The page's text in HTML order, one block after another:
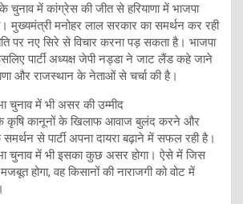
चुनाव में कांग्रेस की जीत से हरियाणा में भाजपा
मुख्यमंत्री मनोहर लाल सरकार का समर्थन कर रही
पर नए सिरे से विचार करना पड़ सकता है। भाजपा
पार्टी अध्यक्ष जेपी नड्डा ने जाट लैंड कहे जाने
और राजस्थान के नेताओं से चर्चा की है।
चुनाव में भी असर की उम्मीद
कृषि कानूनों के खिलाफ आवाज बुलंद करने और
से पार्टी अपना दायरा बढ़ाने में सफल रही है।
चुनाव में भी इसका कुछ असर होगा। ऐसे में जिस
मजबूत होगा, वह किसानों की नाराजगी को वोट में